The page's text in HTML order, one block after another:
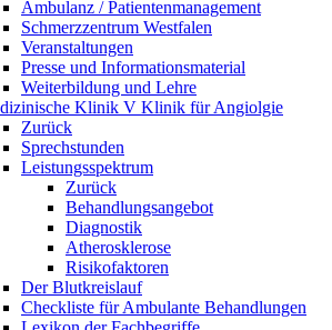
Ambulanz / Patientenmanagement
Schmerzzentrum Westfalen
Veranstaltungen
Presse und Informationsmaterial
Weiterbildung und Lehre
Klinik V Klinik für Angiolgie
Zurück
Sprechstunden
Leistungsspektrum
Zurück
Behandlungsangebot
Diagnostik
Atherosklerose
Risikofaktoren
Der Blutkreislauf
Checkliste für Ambulante Behandlungen